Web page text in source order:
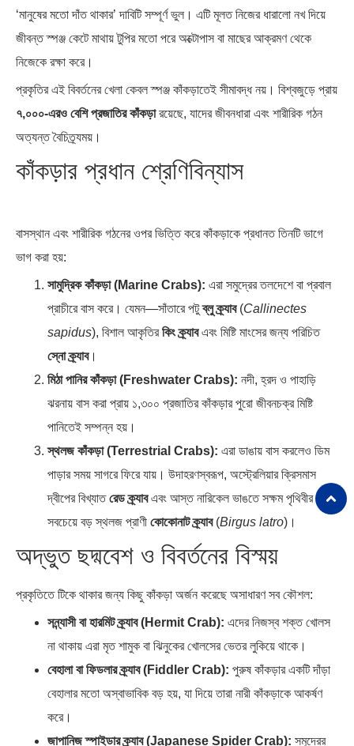
‘মানুষের মতো দাঁত থাকার’ দাবিটি সম্পূর্ণ ভুল। এটি মূলত নিজের ধারালো নখ দিয়ে
জীবন্ত স্পঞ্জ কেটে মাথায় টুপির মতো পরে অক্টোপাস বা মাছের আক্রমণ থেকে
নিজেকে রক্ষা করে।
প্রকৃতির এই বিবর্তনের খেলা কেবল স্পঞ্জ কাঁকড়াতেই সীমাবদ্ধ নয়। বিশ্বজুড়ে প্রায়
৭,০০০-এরও বেশি প্রজাতির কাঁকড়ারয়েছে, যাদের জীবনধারা এবং শারীরিক গঠন
অত্যন্ত বৈচিত্র্যময়।
কাঁকড়ার প্রধান শ্রেণিবিন্যাস
বাসস্থান এবং শারীরিক গঠনের ওপর ভিত্তি করে কাঁকড়াকে প্রধানত তিনটি ভাগে
ভাগ করা হয়:
সামুদ্রিক কাঁকড়া (Marine Crabs): এরা সমুদ্রের তলদেশে বা প্রবাল
প্রাচীরে বাস করে। যেমন—সাঁতারে পটুব্লু ক্র্যাব(Callinectes
sapidus), বিশাল আকৃতিরকিং ক্র্যাবএবং মিষ্টি মাংসের জন্য পরিচিত
স্নো ক্র্যাব।
মিঠা পানির কাঁকড়া (Freshwater Crabs): নদী, হ্রদ ও পাহাড়ি
ঝরনায় বাস করা প্রায় ১,৩০০ প্রজাতির কাঁকড়ার পুরো জীবনচক্র মিষ্টি
পানিতেই সম্পন্ন হয়।
স্থলজ কাঁকড়া (Terrestrial Crabs): এরা ডাঙায় বাস করলেও ডিম
পাড়ার সময় সাগরে ফিরে যায়। উদাহরণস্বরূপ, অস্ট্রেলিয়ার ক্রিসমাস
দ্বীপের বিখ্যাতরেড ক্র্যাবএবং আস্ত নারিকেল ভাঙতে সক্ষম পৃথিবীর
সবচেয়ে বড় স্থলজ প্রাণী কোকোনাট ক্র্যাব(Birgus latro)।
অদ্ভুত ছদ্মবেশ ও বিবর্তনের বিস্ময়
প্রকৃতিতে টিকে থাকার জন্য কিছু কাঁকড়া অর্জন করেছে অসাধারণ সব কৌশল:
সন্ন্যাসী বা হারমিট ক্র্যাব (Hermit Crab): এদের নিজস্ব শক্ত খোলস
না থাকায় এরা মৃত শামুক বা ঝিনুকের খোলসের ভেতর লুকিয়ে থাকে।
বেহালা বা ফিডলার ক্র্যাব (Fiddler Crab): পুরুষ কাঁকড়ার একটি দাঁড়া
বেহালার মতো অস্বাভাবিক বড় হয়, যা দিয়ে তারা নারী কাঁকড়াকে আকর্ষণ
করে।
জাপানিজ স্পাইডার ক্র্যাব (Japanese Spider Crab): সমুদ্রের